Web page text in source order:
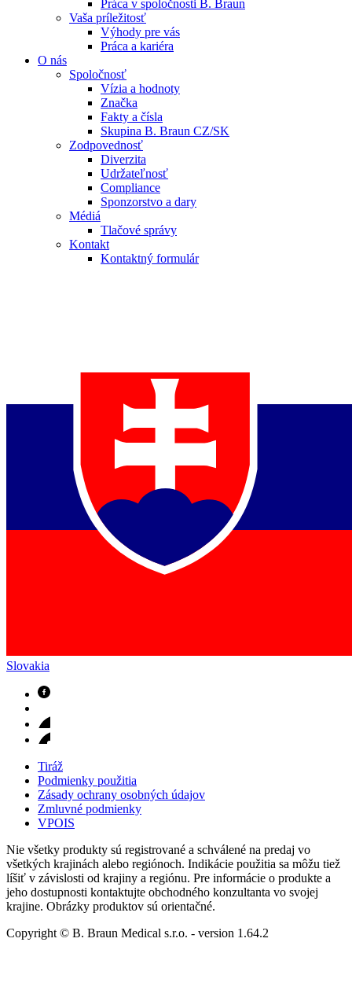
Práca v spoločnosti B. Braun
Vaša príležitosť
Výhody pre vás
Práca a kariéra
O nás
Spoločnosť
Vízia a hodnoty
Značka
Fakty a čísla
Skupina B. Braun CZ/SK
Zodpovednosť
Diverzita
Udržateľnosť
Compliance
Sponzorstvo a dary
Médiá
Tlačové správy
Kontakt
Kontaktný formulár
Slovakia
Tiráž
Podmienky použitia
Zásady ochrany osobných údajov
Zmluvné podmienky
VPOIS
Nie všetky produkty sú registrované a schválené na predaj vo
všetkých krajinách alebo regiónoch. Indikácie použitia sa môžu tiež
líšiť v závislosti od krajiny a regiónu. Pre informácie o produkte a
jeho dostupnosti kontaktujte obchodného konzultanta vo svojej
krajine. Obrázky produktov sú orientačné.
Copyright © B. Braun Medical s.r.o. - version 1.64.2